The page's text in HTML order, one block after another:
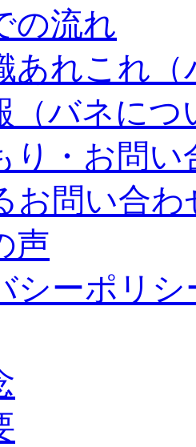
の流れ
あれこれ（
（バネにつ
り・お問い
お問い合わ
声
シーポリシ